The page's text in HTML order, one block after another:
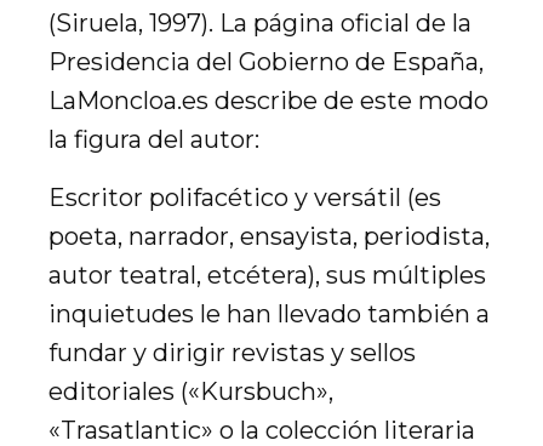
(Siruela, 1997). La página oficial de la
Presidencia del Gobierno de España,
LaMoncloa.es describe de este modo
la figura del autor:
Escritor polifacético y versátil (es
poeta, narrador, ensayista, periodista,
autor teatral, etcétera), sus múltiples
inquietudes le han llevado también a
fundar y dirigir revistas y sellos
editoriales («Kursbuch»,
«Trasatlantic» o la colección literaria